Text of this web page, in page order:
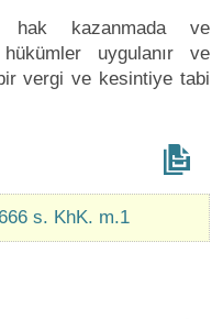
hak kazanmada ve
uygulanır ve
vergi ve kesintiye tabi
s. KhK. m.1